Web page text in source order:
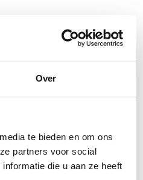
Over
te bieden en om ons
partners voor social
die u aan ze heeft